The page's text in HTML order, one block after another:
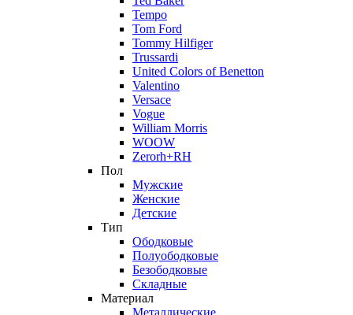
Tempo
Tom Ford
Tommy Hilfiger
Trussardi
United Colors of Benetton
Valentino
Versace
Vogue
William Morris
WOOW
Zerorh+RH
Пол
Мужские
Женские
Детские
Тип
Ободковые
Полуободковые
Безободковые
Складные
Материал
Металлические